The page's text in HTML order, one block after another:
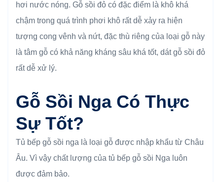
hơi nước nóng. Gỗ sồi đỏ có đặc điểm là khô khá
chậm trong quá trình phơi khô rất dễ xảy ra hiện
tượng cong vênh và nứt, đặc thù riêng của loại gỗ này
là tâm gỗ có khả năng kháng sâu khá tốt, dát gỗ sồi đỏ
rất dễ xử lý.
Gỗ Sồi Nga Có Thực
Sự Tốt?
Tủ bếp gỗ sồi nga là loại gỗ được nhập khẩu từ Châu
Âu. Vì vậy chất lượng của tủ bếp gỗ sồi Nga luôn
được đảm bảo.